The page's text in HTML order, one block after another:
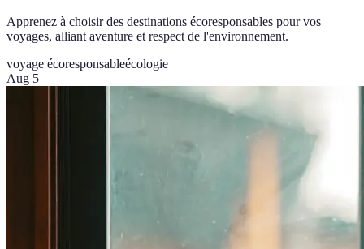
Apprenez à choisir des destinations écoresponsables pour vos
voyages, alliant aventure et respect de l'environnement.
voyage écoresponsableécologie
Aug 5